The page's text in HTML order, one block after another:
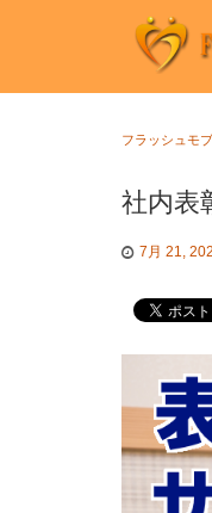
フラッシュモ
社内表
7月 21,